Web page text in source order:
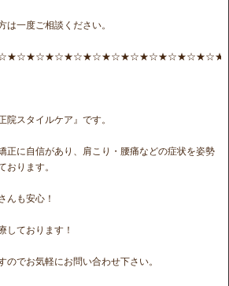
一度ご相談ください。
院スタイルケア』です。
正に自信があり、肩こり・腰痛などの症状を姿勢
おります。
んも安心！
しております！
のでお気軽にお問い合わせ下さい。